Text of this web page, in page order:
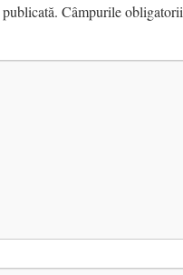
Câmpurile